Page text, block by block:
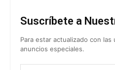
Suscríbete a
Para estar actualizado con
anuncios especiales.